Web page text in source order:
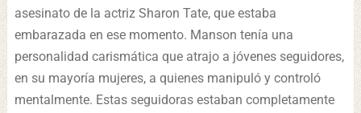
asesinato de la actriz Sharon Tate, que estaba
embarazada en ese momento. Manson tenía una
personalidad carismática que atrajo a jóvenes seguidores,
en su mayoría mujeres, a quienes manipuló y controló
mentalmente. Estas seguidoras estaban completamente